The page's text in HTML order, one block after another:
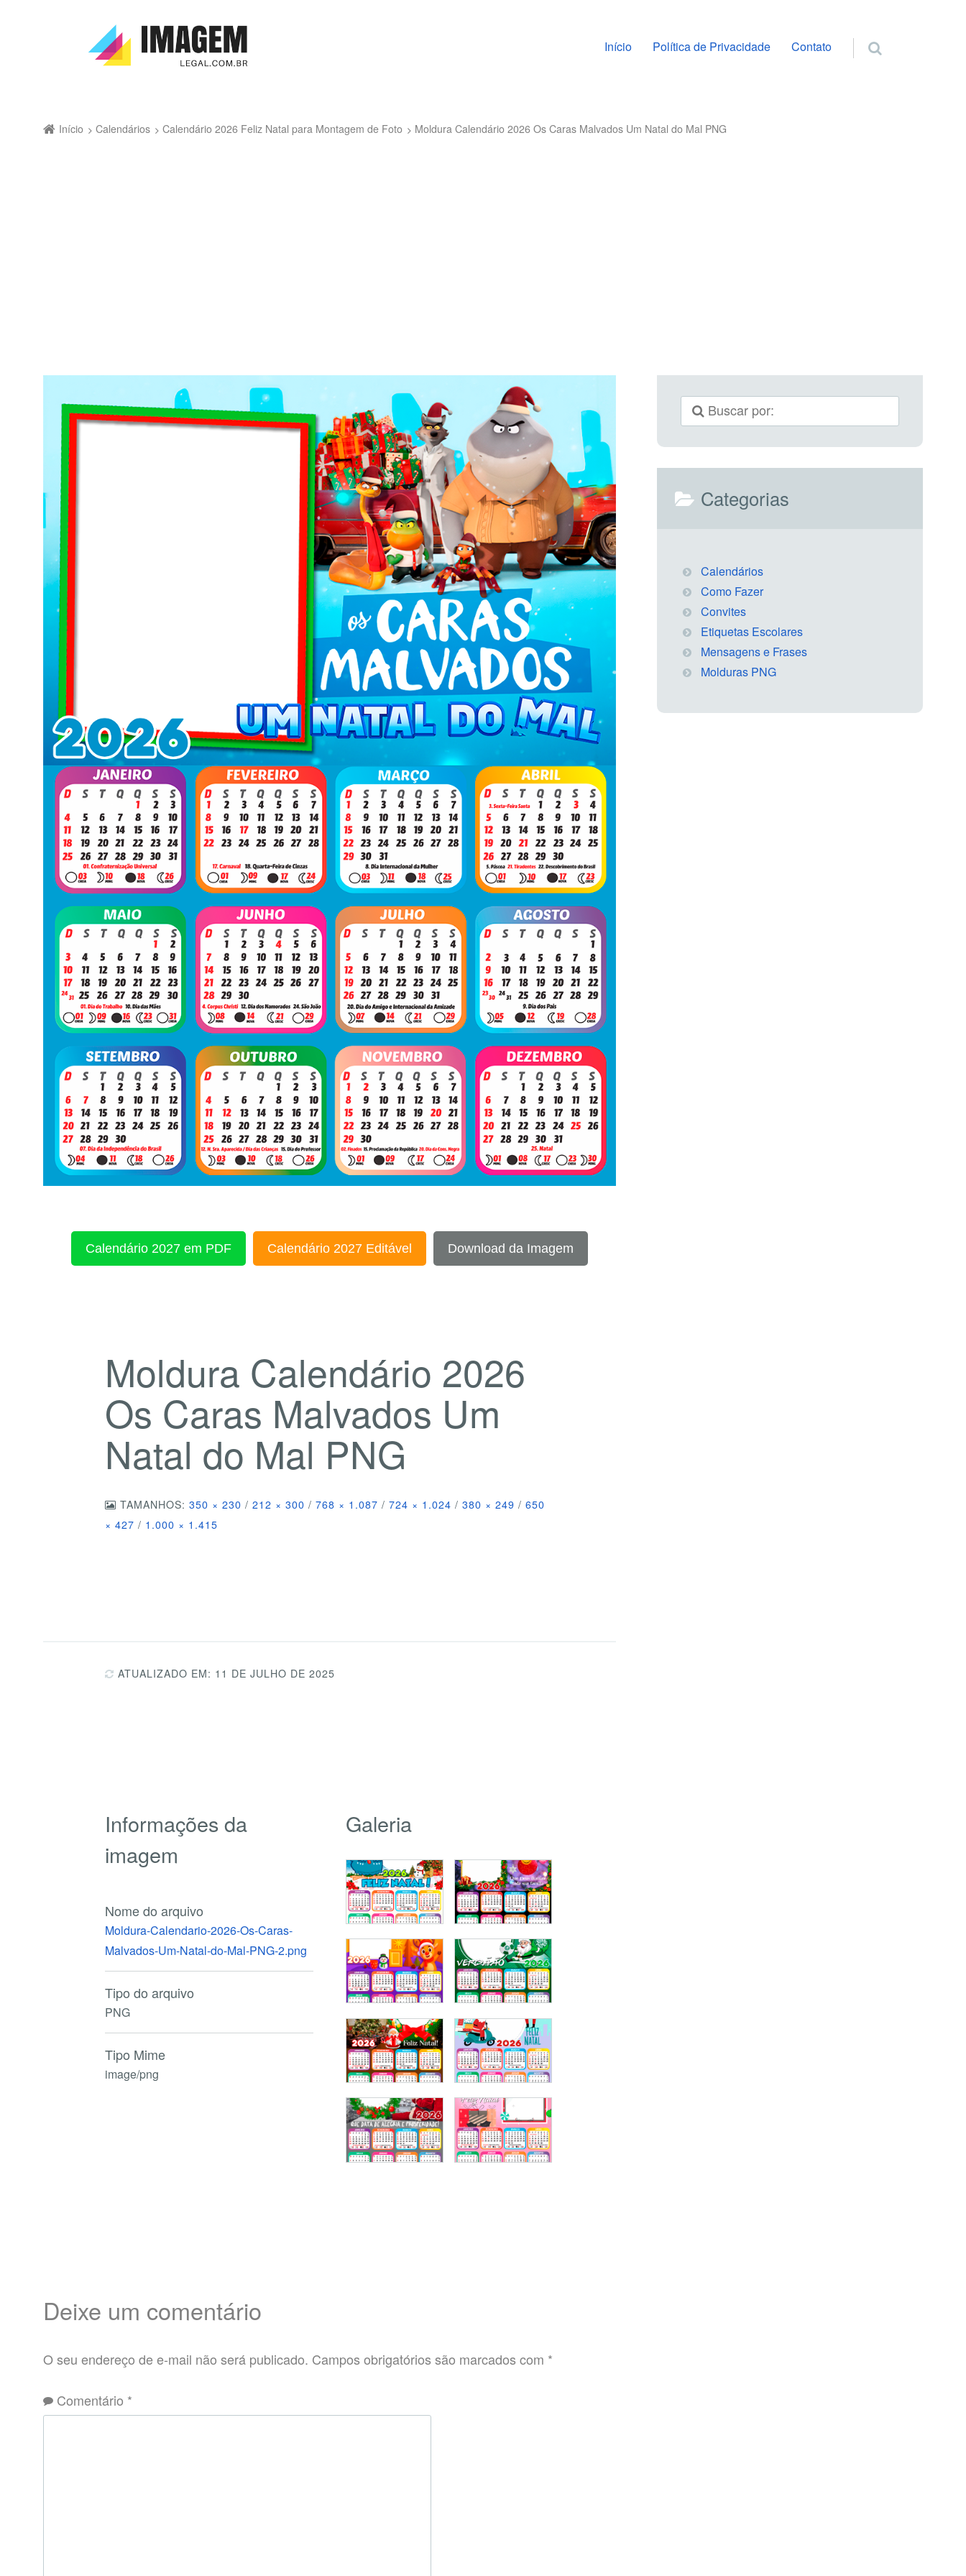
Pular para o conteúdo
Início Política de Privacidade Contato
Início Calendários Calendário 2026 Feliz Natal para Montagem de Foto Moldura Calendário 2026 Os Caras Malvados Um Natal do Mal PNG
Calendário 2027 em PDF Calendário 2027 Editável Download da Imagem
Moldura Calendário 2026
Os Caras Malvados Um
Natal do Mal PNG
TAMANHOS:350 × 230 / 212 × 300 / 768 × 1.087 / 724 × 1.024 / 380 × 249 / 650
× 427 / 1.000 × 1.415
ATUALIZADO EM: 11 DE JULHO DE 2025
Informações da
imagem
Nome do arquivo
Moldura-Calendario-2026-Os-Caras-
Malvados-Um-Natal-do-Mal-PNG-2.png
Tipo do arquivo
PNG
Tipo Mime
image/png
Galeria
Deixe um comentário
O seu endereço de e-mail não será publicado. Campos obrigatórios são marcados com *
Comentário *
Categorias
Calendários
Como Fazer
Convites
Etiquetas Escolares
Mensagens e Frases
Molduras PNG